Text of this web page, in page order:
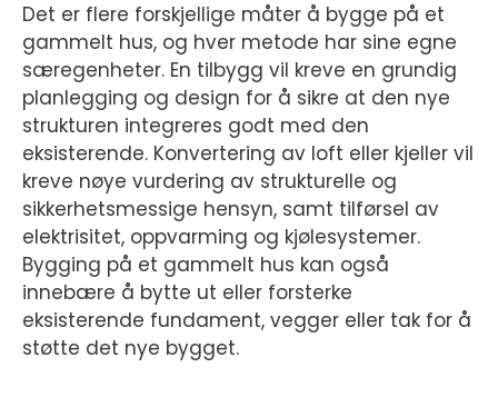
Det er flere forskjellige måter å bygge på et
gammelt hus, og hver metode har sine egne
særegenheter. En tilbygg vil kreve en grundig
planlegging og design for å sikre at den nye
strukturen integreres godt med den
eksisterende. Konvertering av loft eller kjeller vil
kreve nøye vurdering av strukturelle og
sikkerhetsmessige hensyn, samt tilførsel av
elektrisitet, oppvarming og kjølesystemer.
Bygging på et gammelt hus kan også
innebære å bytte ut eller forsterke
eksisterende fundament, vegger eller tak for å
støtte det nye bygget.